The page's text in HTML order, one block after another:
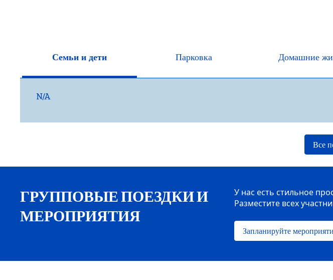
Семьи и дети Парковка Домашние
N/A
Все
ГРУППОВЫЕ ПОЕЗДКИ И
МЕРОПРИЯТИЯ
У нас есть стильное
Разместите всех
Запланируйте